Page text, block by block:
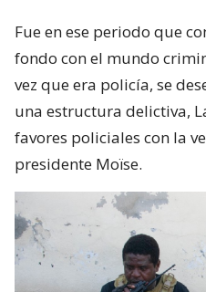
Fue en ese periodo que
fondo con el mundo
vez que era policía, se
una estructura delictiva,
favores policiales con la
presidente Moïse.